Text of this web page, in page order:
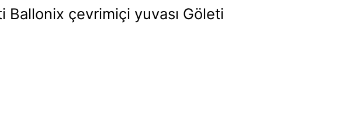
Ballonix çevrimiçi yuvası Göleti